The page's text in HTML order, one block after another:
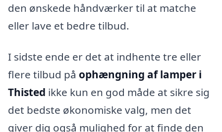
den ønskede håndværker til at matche
eller lave et bedre tilbud.
I sidste ende er det at indhente tre eller
flere tilbud på ophængning af lamper i
Thisted ikke kun en god måde at sikre sig
det bedste økonomiske valg, men det
giver dig også mulighed for at finde den